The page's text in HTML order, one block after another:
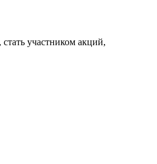
участником акций,